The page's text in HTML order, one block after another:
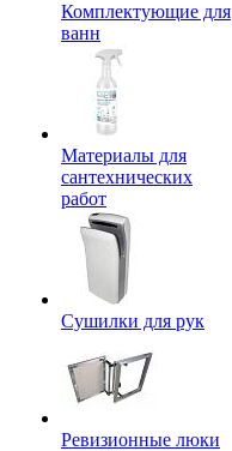
Комплектующие для
ванн
Материалы для
сантехнических
работ
Сушилки для рук
Ревизионные люки